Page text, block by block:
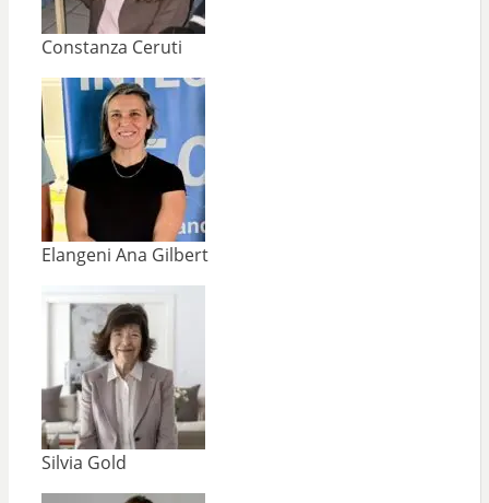
Constanza Ceruti
Elangeni Ana Gilbert
Silvia Gold